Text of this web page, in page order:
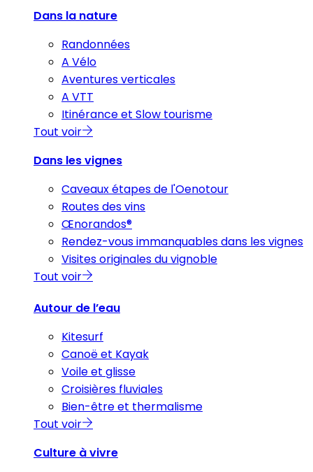
Dans la nature
Randonnées
A Vélo
Aventures verticales
A VTT
Itinérance et Slow tourisme
Tout voir
Dans les vignes
Caveaux étapes de l'Oenotour
Routes des vins
Œnorandos®
Rendez-vous immanquables dans les vignes
Visites originales du vignoble
Tout voir
Autour de l’eau
Kitesurf
Canoë et Kayak
Voile et glisse
Croisières fluviales
Bien-être et thermalisme
Tout voir
Culture à vivre